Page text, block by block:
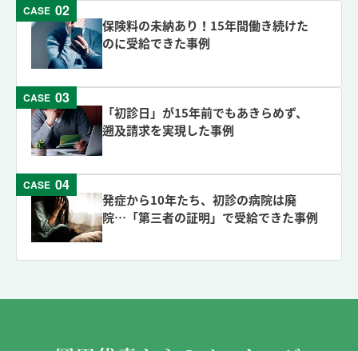
CASE 02
保険料の未納あり！15年間働き続けた
のに受給できた事例
CASE 03
「初診日」が15年前でもあきらめず、
遡及請求を実現した事例
CASE 04
発症から10年たち、初診の病院は廃
院…「第三者の証明」で受給できた事例